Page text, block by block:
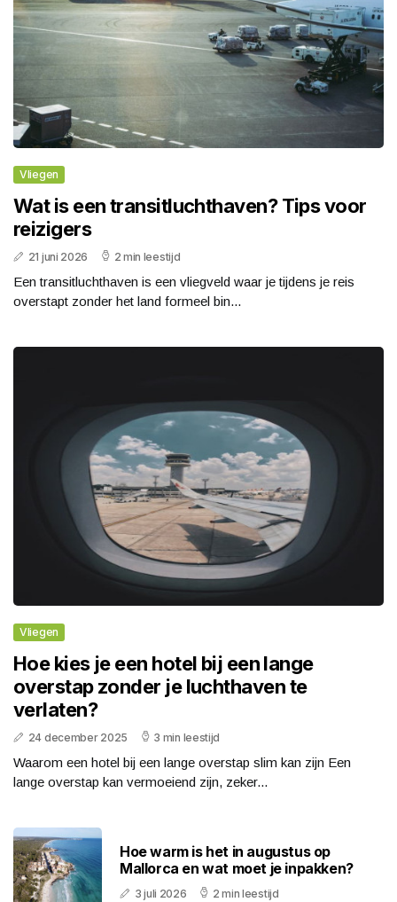
Vliegen
Wat is een transitluchthaven? Tips voor
reizigers
21 juni 2026 2 min leestijd
Een transitluchthaven is een vliegveld waar je tijdens je reis
overstapt zonder het land formeel bin...
Vliegen
Hoe kies je een hotel bij een lange
overstap zonder je luchthaven te
verlaten?
24 december 2025 3 min leestijd
Waarom een hotel bij een lange overstap slim kan zijn Een
lange overstap kan vermoeiend zijn, zeker...
Hoe warm is het in augustus op
Mallorca en wat moet je inpakken?
3 juli 2026 2 min leestijd